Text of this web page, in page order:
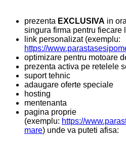
prezenta EXCLUSIVA in
singura firma pentru fiecare
link personalizat (exemplu:
https://
optimizare pentru motoare
prezenta activa pe retelele
suport tehnic
adaugare oferte speciale
hosting
mentenanta
pagina proprie
(exemplu: https://
mare) unde va puteti afisa: